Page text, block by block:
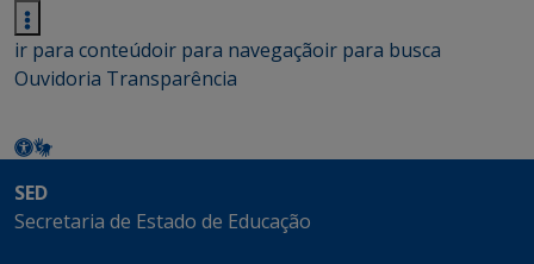
ir para conteúdoir para navegaçãoir para busca
Ouvidoria Transparência
SED
Secretaria de Estado de Educação